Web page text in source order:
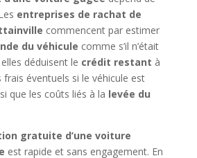
entreprises de rachat de
commencent par estimer
du véhicule comme s’il n’était
déduisent le crédit restant à
éventuels si le véhicule est
que les coûts liés à la levée du
gratuite d’une voiture
est rapide et sans engagement. En